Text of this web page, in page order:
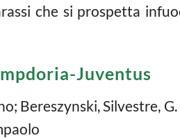
che si prospetta
Juventus
Bereszynski, Silvestre,